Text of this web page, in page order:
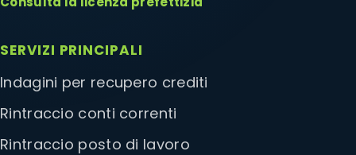
SERVIZI PRINCIPALI
Indagini per recupero crediti
Rintraccio conti correnti
Rintraccio posto di lavoro